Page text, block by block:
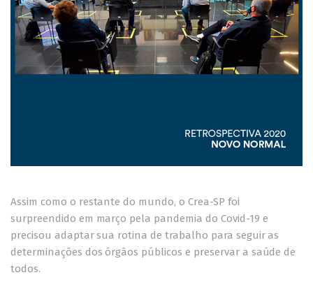
Assim como o restante do mundo, o Crea-SP foi
surpreendido em março pela pandemia do Covid-19 e
precisou adaptar sua rotina de trabalho para seguir as
determinações dos órgãos públicos e preservar a saúde de
todos.